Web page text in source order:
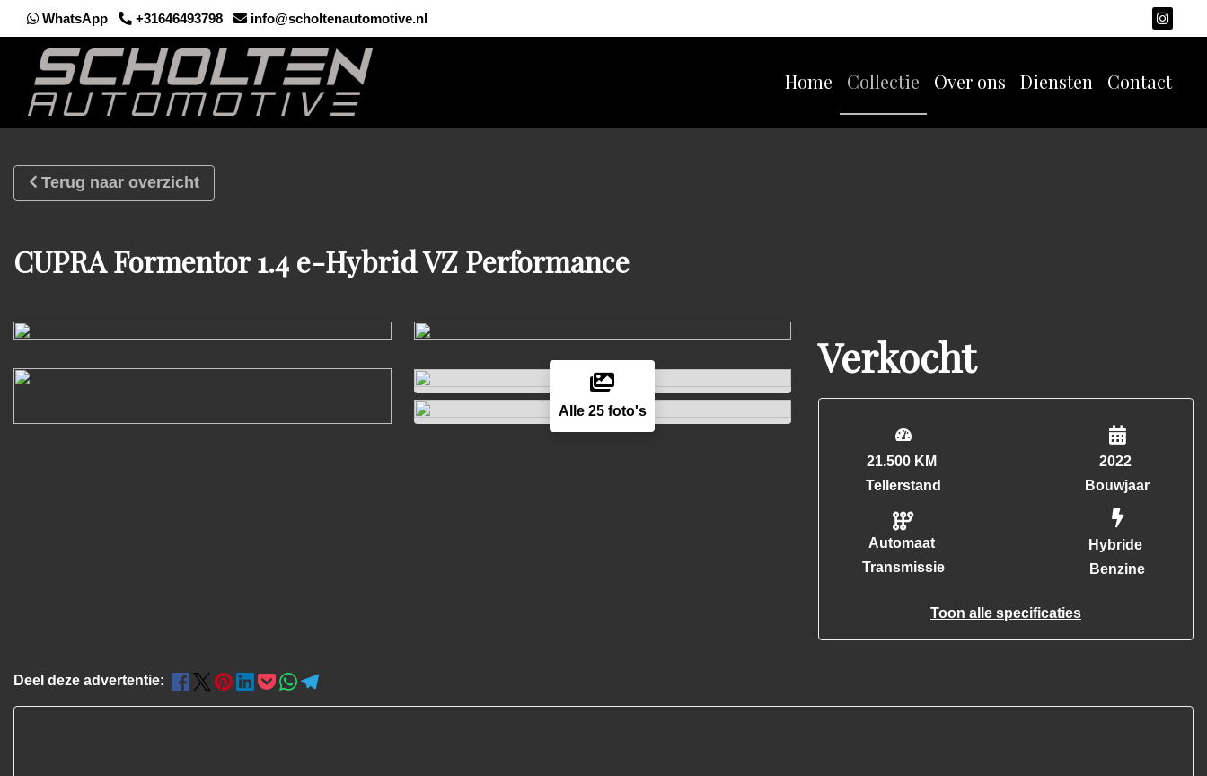
WhatsApp +31646493798 info@scholtenautomotive.nl
Home Collectie Over ons Diensten Contact
Terug naar overzicht
CUPRA Formentor 1.4 e-Hybrid VZ Performance
Alle 25 foto's
Verkocht
21.500 KM
Tellerstand
Automaat
Transmissie
2022
Bouwjaar
Hybride
Benzine
Toon alle specificaties
Deel deze advertentie: